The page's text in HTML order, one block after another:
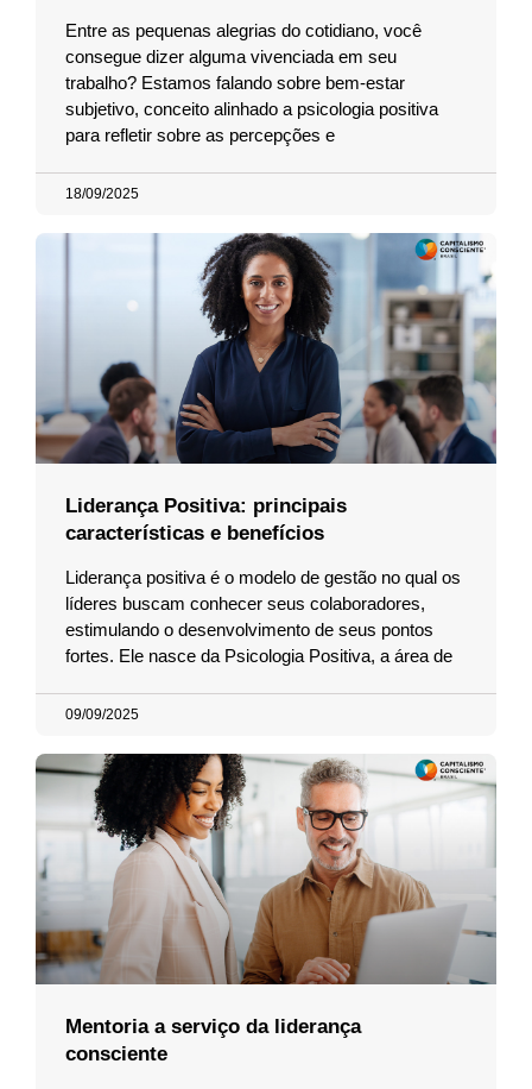
Entre as pequenas alegrias do cotidiano, você
consegue dizer alguma vivenciada em seu
trabalho? Estamos falando sobre bem-estar
subjetivo, conceito alinhado a psicologia positiva
para refletir sobre as percepções e
18/09/2025
Liderança Positiva: principais
características e benefícios
Liderança positiva é o modelo de gestão no qual os
líderes buscam conhecer seus colaboradores,
estimulando o desenvolvimento de seus pontos
fortes. Ele nasce da Psicologia Positiva, a área de
09/09/2025
Mentoria a serviço da liderança
consciente